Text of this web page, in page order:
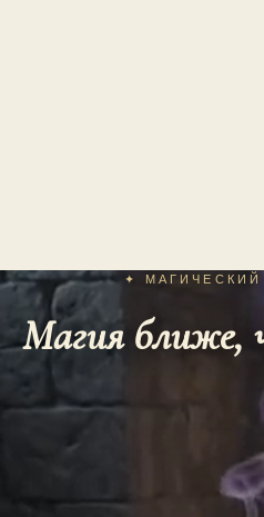
✦
Магия ближе,